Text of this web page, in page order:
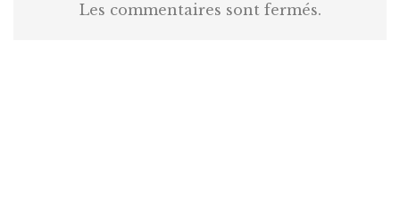
Les commentaires sont fermés.